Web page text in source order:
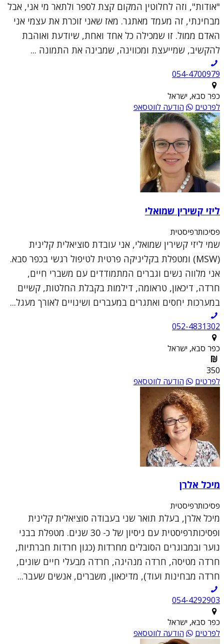
"אודות", וזה לחלוטין המקום קצת לספר ולתאר מי אני, אבל
מבחינתי, זה מעמד מאתגר. מאז שאני זוכרת את עצמי אני
האדם ממול. זו שמכילה כל אחד ואחת, שיודעת ואוהבת
להקשיב, שמייעצת ומכווינה, שמבינה את התמונה ...
054-4700979
כפר סבא, ישראל
לפרטים
הודעה לווטסאפ
ליזי קשירין שמואלי
פסיכותרפיסטית
שמי ליזי קשירין שמואלי, אני עובדת סוציאלית קלינית
(MSW) ומטפלת בקליניקה פרטית לטיפול רגשי בכפר סבא.
אני מלווה נשים וגברים המתמודדים עם משברי חיים,
חרדה, דיכאון, טראומה, דילמות בקבלת החלטות, קשיים
במערכות יחסים ואתגרים במעברים ושינויים לאורך מעגל...
052-4831302
כפר סבא, ישראל
350
לפרטים
הודעה לווטסאפ
מיכל אלרן
פסיכותרפיסטית
מיכל אלרן, בעלת תואר שני בעבודה סוציאלית קלינית
ופסיכותרפיסטית עם ניסיון של כ- 30 שנים. מטפלת בבני
נוער ובמבוגרים הסובלים מחרדות (כגון חרדות חברתיות,
חרדה מטיסה, חרדה מנהיגה, חרדה מבעלי חיים שונים,
חרדה מבחינות ועוד), מדיכאון, משברים, אנשים שעבר...
054-4292903
כפר סבא, ישראל
לפרטים
הודעה לווטסאפ